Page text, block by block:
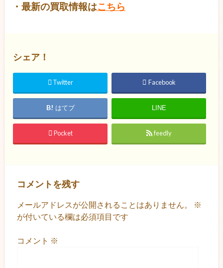
・最新の買取情報はこちら
シェア！
Twitter Facebook
はてブ LINE
Pocket feedly
コメントを残す
メールアドレスが公開されることはありません。
※
が付いている欄は必須項目です
コメント ※